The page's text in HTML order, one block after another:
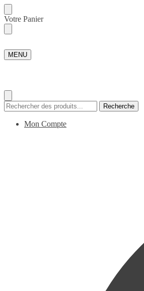
Skip
to
navigation
Skip
to
content
Votre Panier
MENU
Recherche
pour :
Recherche
Mon Compte